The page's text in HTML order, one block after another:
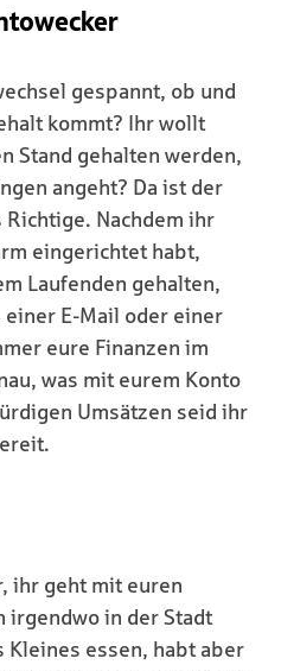
gespannt, ob und
kommt? Ihr wollt
Stand gehalten werden,
angeht? Da ist der
Richtige. Nachdem ihr
eingerichtet habt,
Laufenden gehalten,
E-Mail oder einer
eure Finanzen im
was mit eurem Konto
Umsätzen seid ihr
ihr geht mit euren
irgendwo in der Stadt
Kleines essen, habt aber